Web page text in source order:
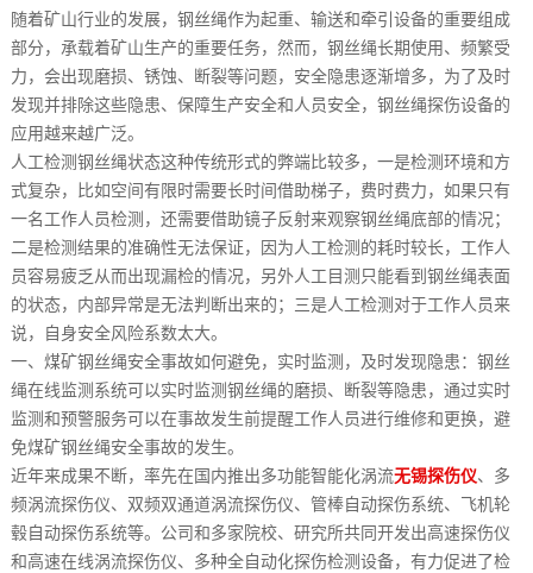
随着矿山行业的发展，钢丝绳作为起重、输送和牵引设备的重要组成
部分，承载着矿山生产的重要任务，然而，钢丝绳长期使用、频繁受
力，会出现磨损、锈蚀、断裂等问题，安全隐患逐渐增多，为了及时
发现并排除这些隐患、保障生产安全和人员安全，钢丝绳探伤设备的
应用越来越广泛。
人工检测钢丝绳状态这种传统形式的弊端比较多，一是检测环境和方
式复杂，比如空间有限时需要长时间借助梯子，费时费力，如果只有
一名工作人员检测，还需要借助镜子反射来观察钢丝绳底部的情况；
二是检测结果的准确性无法保证，因为人工检测的耗时较长，工作人
员容易疲乏从而出现漏检的情况，另外人工目测只能看到钢丝绳表面
的状态，内部异常是无法判断出来的；三是人工检测对于工作人员来
说，自身安全风险系数太大。
一、煤矿钢丝绳安全事故如何避免，实时监测，及时发现隐患：钢丝
绳在线监测系统可以实时监测钢丝绳的磨损、断裂等隐患，通过实时
监测和预警服务可以在事故发生前提醒工作人员进行维修和更换，避
免煤矿钢丝绳安全事故的发生。
近年来成果不断，率先在国内推出多功能智能化涡流无锡探伤仪、多
频涡流探伤仪、双频双通道涡流探伤仪、管棒自动探伤系统、飞机轮
毂自动探伤系统等。公司和多家院校、研究所共同开发出高速探伤仪
和高速在线涡流探伤仪、多种全自动化探伤检测设备，有力促进了检